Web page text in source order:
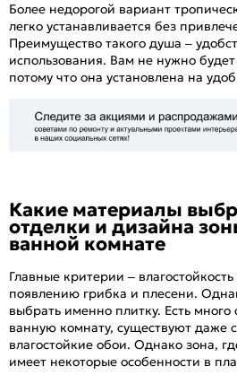
Более недорогой вариант
легко устанавливается без
Преимущество такого душа –
использования. Вам не нужно
потому что она установлена на
Какие материалы
отделки и дизайна
ванной комнате
Главные критерии –
появлению грибка и плесени.
выбрать именно плитку. Есть много
ванную комнату, существуют даже
влагостойкие обои. Однако зона,
имеет некоторые особенности в